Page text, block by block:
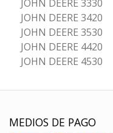
JOHN DEERE 3330
JOHN DEERE 3420
JOHN DEERE 3530
JOHN DEERE 4420
JOHN DEERE 4530
MEDIOS DE PAGO